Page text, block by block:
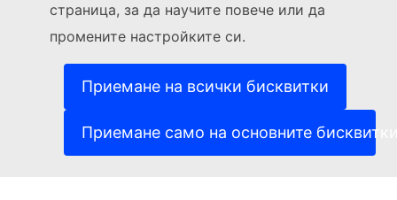
страница, за да научите повече или да
промените настройките си.
Приемане на всички бисквитки
Приемане само на основните
За контакти(Външна връзка)
Докладване на ИТ уязвимост (Външна връзка)
Езици на нашите уебсайтове(Външна връзка)
Бисквитки(Външна връзка)
Политика за поверителност
Правна информация
Достъпност